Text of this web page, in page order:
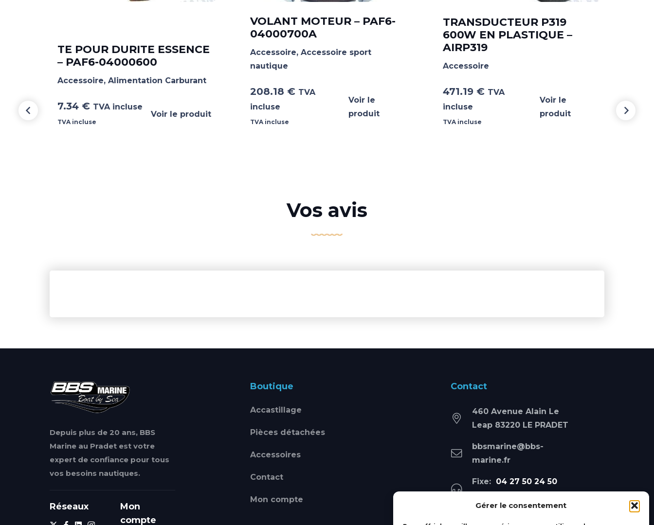
Gérer le consentement
TE POUR DURITE ESSENCE
– PAF6-04000600
Accessoire, Alimentation Carburant
7.34 € TVA incluse
TVA incluse
Voir le produit
VOLANT MOTEUR – PAF6-
04000700A
Accessoire, Accessoire sport
nautique
208.18 € TVA
incluse
TVA incluse
Voir le
produit
TRANSDUCTEUR P319
600W EN PLASTIQUE –
AIRP319
Accessoire
471.19 € TVA
incluse
TVA incluse
Voir le
produit
Vos avis
Depuis plus de 20 ans, BBS
Marine au Pradet est votre
expert de confiance pour tous
vos besoins nautiques.
Réseaux
Mon
compte
Boutique
Accastillage
Pièces détachées
Accessoires
Contact
Mon compte
Contact
460 Avenue Alain Le
Leap 83220 LE PRADET
bbsmarine@bbs-
marine.fr
Fixe: 04 27 50 24 50